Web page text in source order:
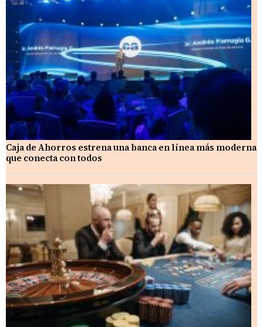
Caja de Ahorros estrena una banca en línea más moderna
que conecta con todos